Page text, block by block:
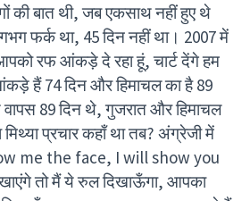
की बात थी, जब एकसाथ नहीं हुए थे
फर्क था, 45 दिन नहीं था। 2007 में
रफ आंकड़े दे रहा हूं, चार्ट देंगे हम
हैं 74 दिन और हिमाचल का है 89
89 दिन थे, गुजरात और हिमाचल
प्रचार कहाँ था तब? अंग्रेजी में
me the face, I will show you
तो मैं ये रुल दिखाऊँगा, आपका